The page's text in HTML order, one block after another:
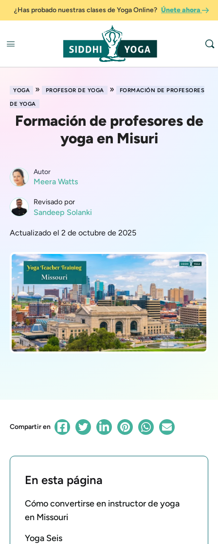
¿Has probado nuestras clases de Yoga Online? Únete ahora
YOGA » PROFESOR DE YOGA »
FORMACIÓN DE PROFESORES
DE YOGA
Formación de profesores de
yoga en Misuri
Autor
Meera Watts
Revisado por
Sandeep Solanki
Actualizado el 2 de octubre de 2025
Compartir en
En esta página
Cómo convertirse en instructor de yoga
en Missouri
Yoga Seis